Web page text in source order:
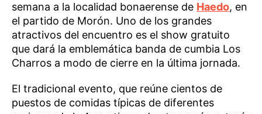
semana a la localidad bonaerense de Haedo, en
el partido de Morón. Uno de los grandes
atractivos del encuentro es el show gratuito
que dará la emblemática banda de cumbia Los
Charros a modo de cierre en la última jornada.
El tradicional evento, que reúne cientos de
puestos de comidas típicas de diferentes